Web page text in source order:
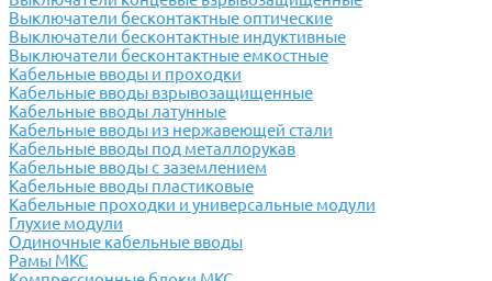
Выключатели бесконтактные оптические
Выключатели бесконтактные индуктивные
Выключатели бесконтактные емкостные
Кабельные вводы и проходки
Кабельные вводы взрывозащищенные
Кабельные вводы латунные
Кабельные вводы из нержавеющей стали
Кабельные вводы под металлорукав
Кабельные вводы с заземлением
Кабельные вводы пластиковые
Кабельные проходки и универсальные модули
Глухие модули
Одиночные кабельные вводы
Рамы МКС